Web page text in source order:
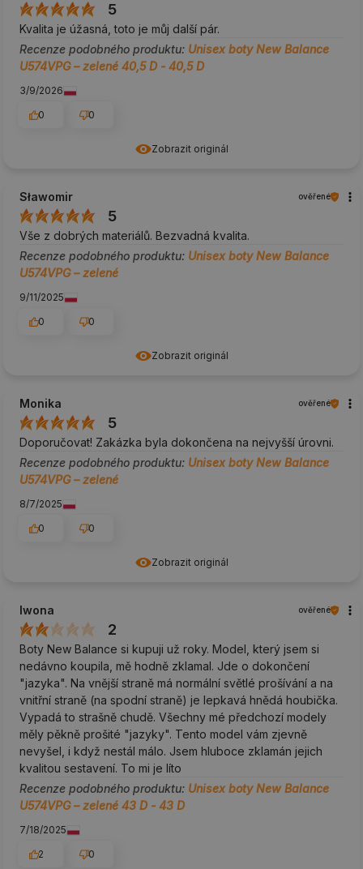
Zobrazit originál
5
Kvalita je úžasná, toto je můj další pár.
Recenze podobného produktu: Unisex boty New Balance
U574VPG – zelené 40,5 D - 40,5 D
3/9/2026
0
0
Zobrazit originál
Sławomir ověřené
5
Vše z dobrých materiálů. Bezvadná kvalita.
Recenze podobného produktu: Unisex boty New Balance
U574VPG – zelené
9/11/2025
0
0
Zobrazit originál
Monika ověřené
5
Doporučovat! Zakázka byla dokončena na nejvyšší úrovni.
Recenze podobného produktu: Unisex boty New Balance
U574VPG – zelené
8/7/2025
0
0
Iwona ověřené
2
Boty New Balance si kupuji už roky. Model, který jsem si
nedávno koupila, mě hodně zklamal. Jde o dokončení
"jazyka". Na vnější straně má normální světlé prošívání a na
vnitřní straně (na spodní straně) je lepkavá hnědá houbička.
Vypadá to strašně chudě. Všechny mé předchozí modely
měly pěkně prošité "jazyky". Tento model vám zjevně
nevyšel, i když nestál málo. Jsem hluboce zklamán jejich
kvalitou sestavení. To mi je líto
Recenze podobného produktu: Unisex boty New Balance
U574VPG – zelené 43 D - 43 D
7/18/2025
2
0